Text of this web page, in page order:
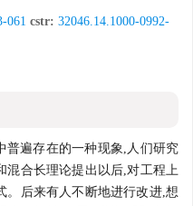
061 cstr: 32046.14.1000-0992-
普遍存在的一种现象,人们研究
混合长理论提出以后,对工程上
。后来有人不断地进行改进,想